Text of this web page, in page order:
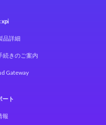
xpi
品詳細
続きのご案内
Gateway
ート
報